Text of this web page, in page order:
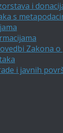
i
s
Zakona
i javnih